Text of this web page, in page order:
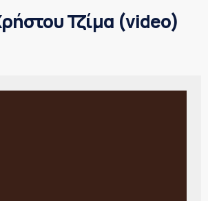
Τζίμα (video)